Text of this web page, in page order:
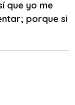
que yo me
porque si